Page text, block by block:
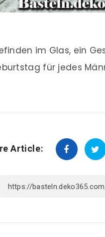
im Glas, ein
für jedes
Article: